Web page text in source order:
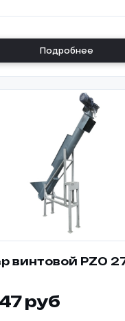
Подробнее
винтовой PZO
руб